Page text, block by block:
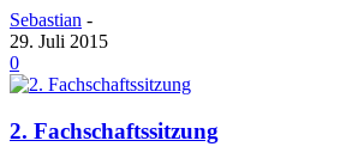
Sebastian -
29. Juli 2015
0
2. Fachschaftssitzung